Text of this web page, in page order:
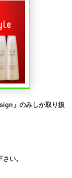
」のみしか取り扱
い。